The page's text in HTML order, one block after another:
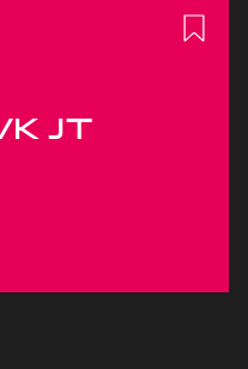
JT